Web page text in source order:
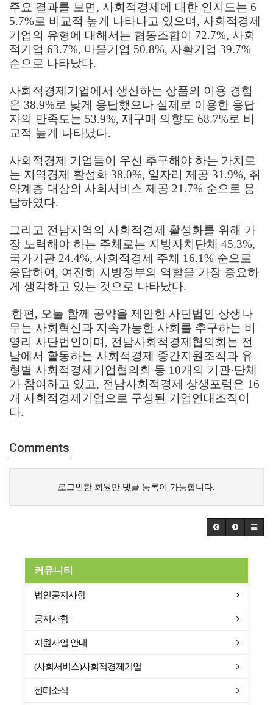
주요 결과를 보면 , 사회적경제에 대한 인지도는 6
5.7%로 비교적 높게 나타나고 있으며 , 사회적경제
기업의 유형에 대해서는 협동조합이 72.7%, 사회
적기업 63.7%, 마을기업 50.8%, 자활기업 39.7%
순으로 나타났다.
사회적경제기업에서 생산하는 상품의 이용 경험
은 38.9%로 낮게 응답했으나 실제로 이용한 응답
자의 만족도는 53.9%, 재구매 의향도 68.7%로 비
교적 높게 나타났다.
사회적경제 기업들이 우선 추구해야 하는 가치로
는 지역경제 활성화 38.0%, 일자리 제공 31.9%, 취
약계층 대상의 사회서비스 제공 21.7% 순으로 응
답하였다.
그리고 전남지역의 사회적경제 활성화를 위해 가
장 노력해야 하는 주체로는 지방자치단체 45.3%,
국가기관 24.4%, 사회적경제 주체 16.1% 순으로
응답하여 , 여전히 지방정부의 역할을 가장 중요하
게 생각하고 있는 것으로 나타났다.
한편 , 오늘 함께 공약을 제안한 사단법인 상생나
무는 사회혁신과 지속가능한 사회를 추구하는 비
영리 사단법인이며 , 전남사회적경제협의회는 전
남에서 활동하는 사회적경제 중간지원조직과 유
형별 사회적경제기업협의회 등 10개의 기관·단체
가 참여하고 있고, 전남사회적경제 상생포럼은 16
개 사회적경제기업으로 구성된 기업연대조직이
다.
Comments
로그인한 회원만 댓글 등록이 가능합니다.
커뮤니티
법인공지사항
공지사항
지원사업 안내
(사회서비스)사회적경제기업
센터소식